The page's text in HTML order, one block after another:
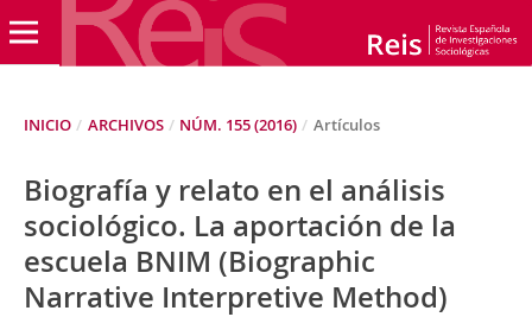
INICIO / ARCHIVOS / NÚM. 155 (2016) / Artículos
Biografía y relato en el análisis
sociológico. La aportación de la
escuela BNIM (Biographic
Narrative Interpretive Method)